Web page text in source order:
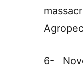
6-